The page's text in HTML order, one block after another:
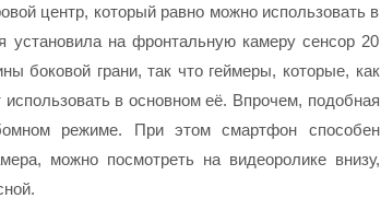
центр, который равно можно использовать в
установила на фронтальную камеру сенсор 20
боковой грани, так что геймеры, которые, как
в основном её. Впрочем, подобная
режиме. При этом смартфон способен
можно посмотреть на видеоролике внизу,